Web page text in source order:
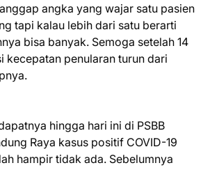
angka yang wajar satu pasien
tapi kalau lebih dari satu berarti
bisa banyak. Semoga setelah 14
kecepatan penularan turun dari
hingga hari ini di PSBB
Raya kasus positif COVID-19
hampir tidak ada. Sebelumnya